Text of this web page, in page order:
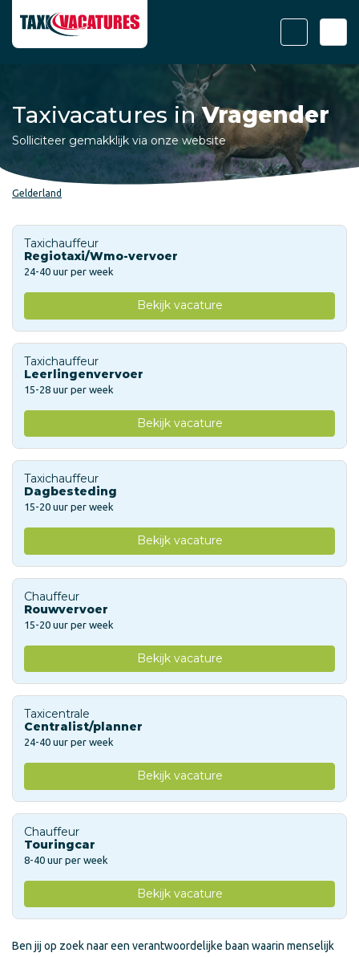
Taxivacatures inVragender
Solliciteer gemakklijk via onze website
Gelderland
Taxichauffeur
Regiotaxi/Wmo-vervoer
24-40 uur per week
Bekijk vacature
Taxichauffeur
Leerlingenvervoer
15-28 uur per week
Bekijk vacature
Taxichauffeur
Dagbesteding
15-20 uur per week
Bekijk vacature
Chauffeur
Rouwvervoer
15-20 uur per week
Bekijk vacature
Taxicentrale
Centralist/planner
24-40 uur per week
Bekijk vacature
Chauffeur
Touringcar
8-40 uur per week
Bekijk vacature
Ben jij op zoek naar een verantwoordelijke baan waarin menselijk